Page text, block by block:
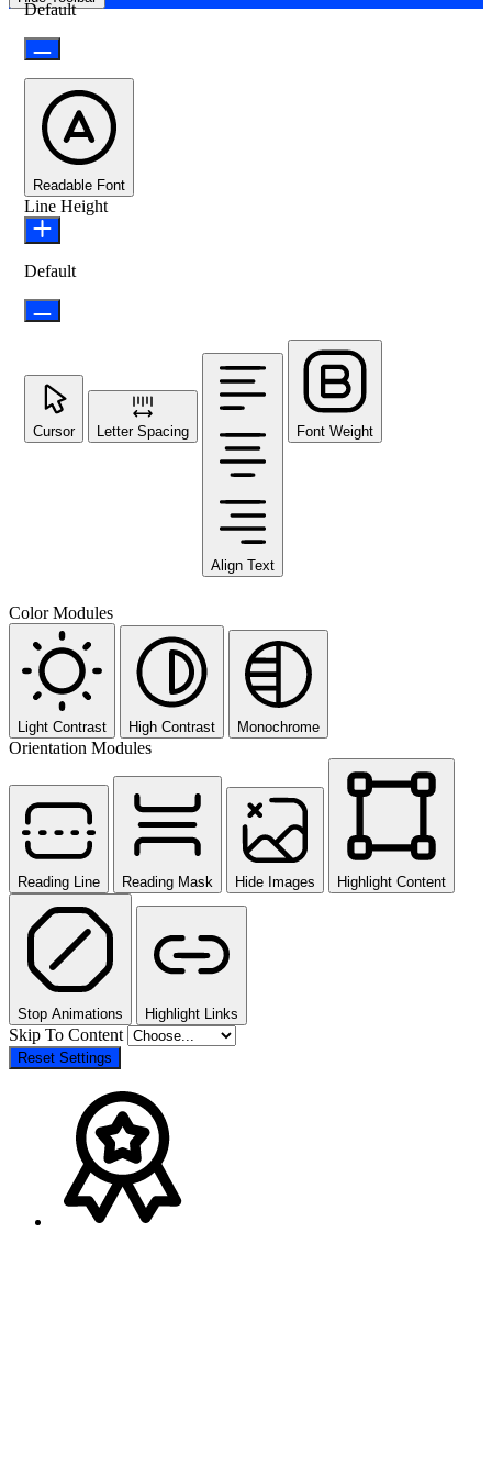
Default
Readable Font
Line Height
Default
Cursor Letter Spacing
Align Text
Font Weight
Color Modules
Light Contrast High Contrast Monochrome
Orientation Modules
Reading Line Reading Mask Hide Images Highlight Content
Stop Animations Highlight Links
Skip To Content
Reset Settings